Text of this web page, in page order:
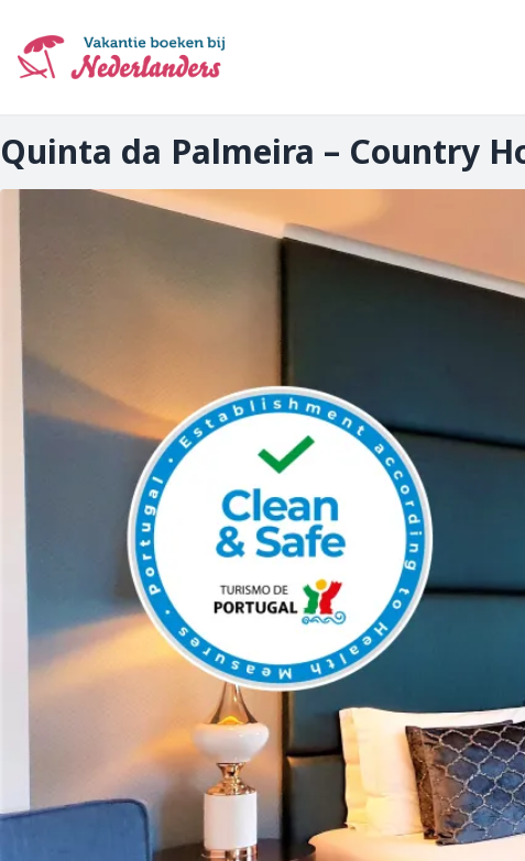
naar
hoofdinhoud
Quinta da Palmeira – Country